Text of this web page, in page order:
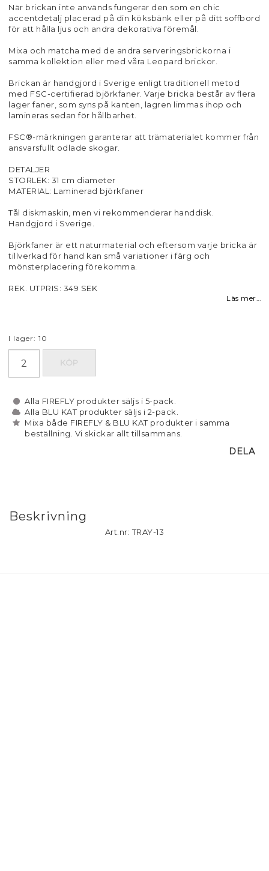
När brickan inte används fungerar den som en chic
accentdetalj placerad på din köksbänk eller på ditt soffbord
för att hålla ljus och andra dekorativa föremål.
Mixa och matcha med de andra serveringsbrickorna i
samma kollektion eller med våra Leopard brickor.
Brickan är handgjord i Sverige enligt traditionell metod
med FSC-certifierad björkfaner. Varje bricka består av flera
lager faner, som syns på kanten, lagren limmas ihop och
lamineras sedan för hållbarhet.
FSC®-märkningen garanterar att trämaterialet kommer från
ansvarsfullt odlade skogar.
DETALJER
STORLEK: 31 cm diameter
MATERIAL: Laminerad björkfaner
Tål diskmaskin, men vi rekommenderar handdisk.
Handgjord i Sverige.
Björkfaner är ett naturmaterial och eftersom varje bricka är
tillverkad för hand kan små variationer i färg och
mönsterplacering förekomma.
REK. UTPRIS: 349 SEK
Läs mer...
I lager: 10
KÖP
Alla FIREFLY produkter säljs i 5-pack.
Alla BLU KAT produkter säljs i 2-pack.
Mixa både FIREFLY & BLU KAT produkter i samma
beställning. Vi skickar allt tillsammans.
DELA
Beskrivning
Art.nr: TRAY-13